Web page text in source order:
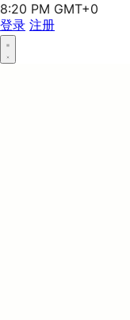
8:20 PM GMT+0
登录 注册